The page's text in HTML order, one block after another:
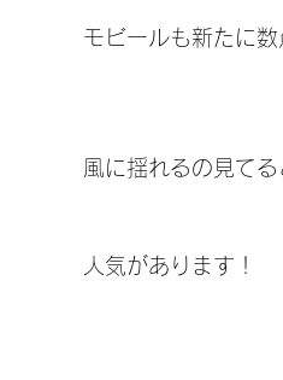
モビールも新たに
風に揺れるの見て
人気があります！